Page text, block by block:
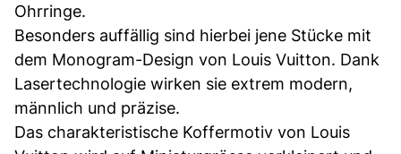
Ohrringe.
Besonders auffällig sind hierbei jene Stücke mit
dem Monogram-Design von Louis Vuitton. Dank
Lasertechnologie wirken sie extrem modern,
männlich und präzise.
Das charakteristische Koffermotiv von Louis